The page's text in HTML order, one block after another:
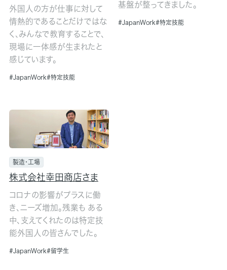
外国人の方が仕事に対して
情熱的であることだけではな
く、みんなで教育することで、
現場に一体感が生まれたと
感じています。
JapanWork 特定技能
基盤が整ってきました。
JapanWork 特定技能
製造・工場
株式会社幸田商店さま
コロナの影響がプラスに働
き、ニーズ増加。残業も ある
中、支えてくれたのは特定技
能外国人の皆さんでした。
JapanWork 留学生